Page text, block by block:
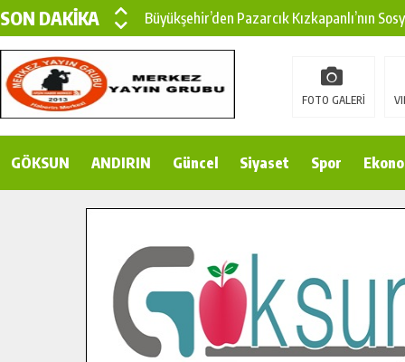
SON DAKİKA
Büyükşehir’den Pazarcık Kızkapanlı’nın
Büyükşehir’den Pazarcık Kırsalına Modern
Çin’den KSÜ’ye Uluslararası Başarı:
Gençler Pusula Maraş Kampında Yeni
İlçe Jandarma Komutanı Karakaya’dan
Bertiz’in Yeni Köprüsünde Sona Doğru.
FOTO GALERİ
GÖKSUN ANDIRIN Güncel Siyaset Spor